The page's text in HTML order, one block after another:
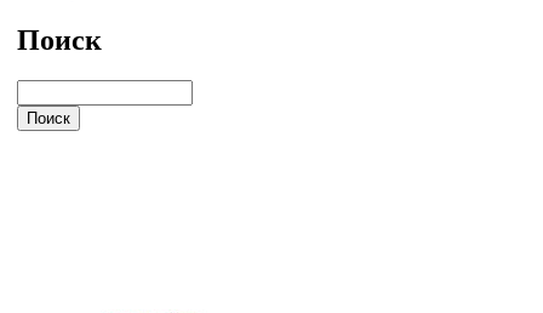
Поиск